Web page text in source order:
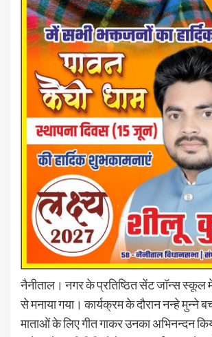
नैनीताल। नगर के प्रतिष्ठित सेंट जॉन्स स्कूल
से मनाया गया। कार्यक्रम के दौरान नन्हे मुन्ने
माताओं के लिए गीत गाकर उनका अभिनन्दन